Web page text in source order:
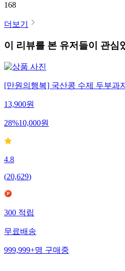
168
더보기
이 리뷰를 본 유저들이 관심
[만원의행복] 국산콩 수제 두부과
13,900원
28%10,000원
4.8
(20,629)
300 적립
무료배송
999,999+명 구매중